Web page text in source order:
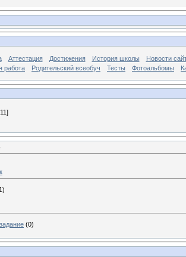
Аттестация Достижения История школы
Новости
работа
Родительский всеобуч Тесты Фотоальбомы
(0)